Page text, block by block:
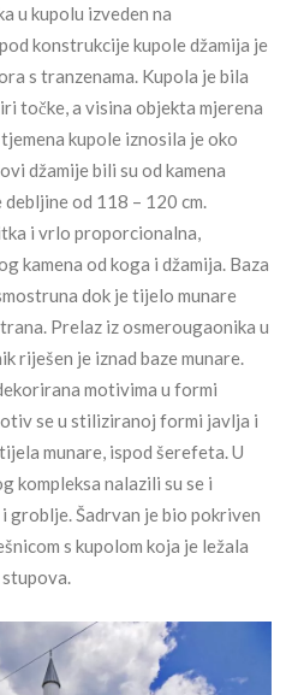
u kupolu izveden na
konstrukcije kupole džamija je
s tranzenama. Kupola je bila
točke, a visina objekta mjerena
kupole iznosila je oko
džamije bili su od kamena
debljine od 118 – 120 cm.
i vrlo proporcionalna,
kamena od koga i džamija. Baza
dok je tijelo munare
Prelaz iz osmerougaonika u
riješen je iznad baze munare.
motivima u formi
se u stiliziranoj formi javlja i
munare, ispod šerefeta. U
kompleksa nalazili su se i
groblje. Šadrvan je bio pokriven
s kupolom koja je ležala
stupova.